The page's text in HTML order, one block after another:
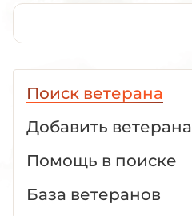
Поиск ветерана
Добавить ветерана
Помощь в поиске
База ветеранов